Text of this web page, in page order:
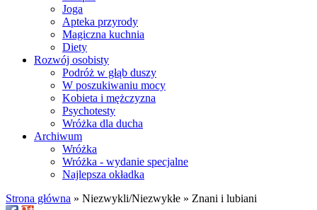
Joga
Apteka przyrody
Magiczna kuchnia
Diety
Rozwój osobisty
Podróż w głąb duszy
W poszukiwaniu mocy
Kobieta i mężczyzna
Psychotesty
Wróżka dla ducha
Archiwum
Wróżka
Wróżka - wydanie specjalne
Najlepsza okładka
Strona główna » Niezwykli/Niezwykłe » Znani i lubiani